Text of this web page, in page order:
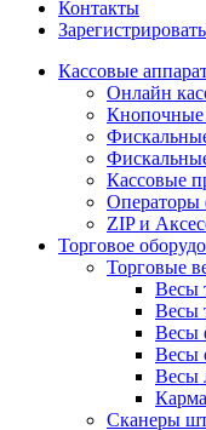
Контакты
Кассовые
Онлайн
Кнопочные
Кассовые
Операторы
ZIP и
Торговое
Торговые
Весы
Весы
Весы
Весы
Весы
Сканеры